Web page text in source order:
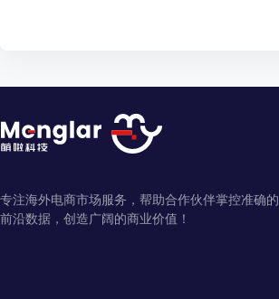
专注海外电商市场服务，帮助合作伙伴掌控准确的
前沿数据，创造广阔的商业价值！